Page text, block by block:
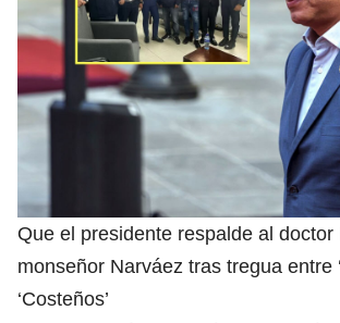
Que el presidente respalde al doctor
monseñor Narváez tras tregua entre
‘Costeños’